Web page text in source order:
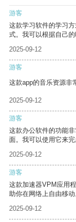
游客
这款学习软件的学习
式。我可以根据自己的
2025-09-12
游客
这款app的音乐资源非
2025-09-12
游客
这款办公软件的功能
面。我可以使用它来
2025-09-12
游客
这款加速器VPM应用
助你在网络上自由移动
2025-09-12